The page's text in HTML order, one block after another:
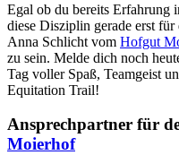
Egal ob du bereits Erfahrung
diese Disziplin gerade erst
Anna Schlicht vom Hofgut
zu sein. Melde dich noch
Tag voller Spaß, Teamgeist
Equitation Trail!
Ansprechpartner für
Moierhof